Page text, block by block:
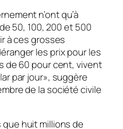
n’ont qu’à
50, 100, 200 et 500
à ces grosses
les prix pour les
de 60 pour cent, vivent
par jour», suggère
de la société civile
huit millions de